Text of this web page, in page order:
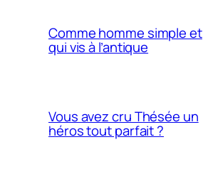
Comme homme simple et
qui vis à l’antique
Vous avez cru Thésée un
héros tout parfait ?